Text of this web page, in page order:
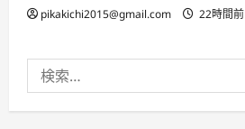
pikakichi2015@gmail.com 22時間前
索: